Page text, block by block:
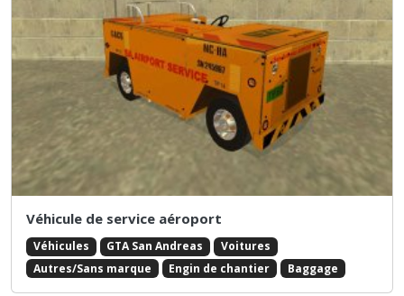
Véhicule de service aéroport
Véhicules GTA San Andreas
Voitures
Autres/Sans marque
Engin de chantier Baggage